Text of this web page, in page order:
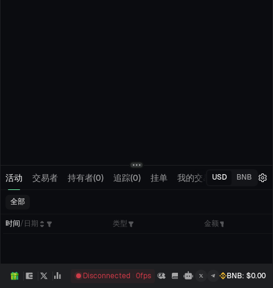
活动 交易者 持有者(0) 追踪(0) 挂单 我的交易 USD BNB
全部
时间/日期 类型 金额
Disconnected 0fps BNB: $0.00